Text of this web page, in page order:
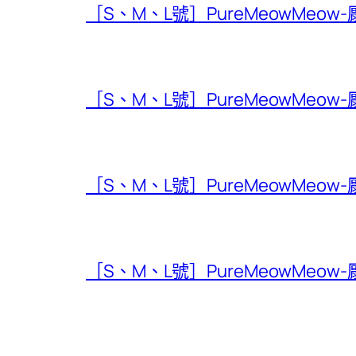
［S、M、L號］
［S、M、L號］
［S、M、L號］
［S、M、L號］